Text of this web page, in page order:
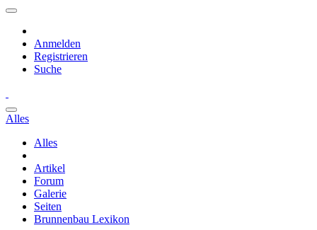
Anmelden
Registrieren
Suche
Alles
Alles
Artikel
Forum
Galerie
Seiten
Brunnenbau Lexikon